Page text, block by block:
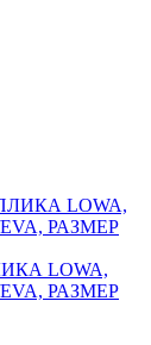
LOWA,
РАЗМЕР